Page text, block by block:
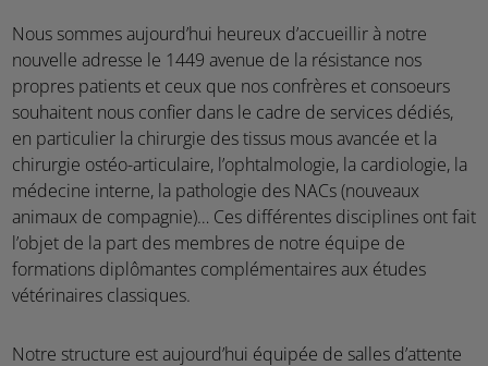
Nous sommes aujourd’hui heureux d’accueillir à notre
nouvelle adresse le 1449 avenue de la résistance nos
propres patients et ceux que nos confrères et consoeurs
souhaitent nous confier dans le cadre de services dédiés,
en particulier la chirurgie des tissus mous avancée et la
chirurgie ostéo-articulaire, l’ophtalmologie, la cardiologie, la
médecine interne, la pathologie des NACs (nouveaux
animaux de compagnie)… Ces différentes disciplines ont fait
l’objet de la part des membres de notre équipe de
formations diplômantes complémentaires aux études
vétérinaires classiques.
Notre structure est aujourd’hui équipée de salles d’attente